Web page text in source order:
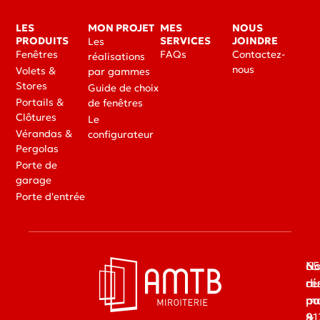
LES
PRODUITS
Fenêtres
Volets &
Stores
Portails &
Clôtures
Vérandas &
Pergolas
Porte de
garage
Porte d'entrée
MON PROJET
Les
réalisations
par gammes
Guide de choix
de fenêtres
Le
configurateur
MES
SERVICES
FAQs
NOUS
JOINDRE
Contactez-
nous
du
&